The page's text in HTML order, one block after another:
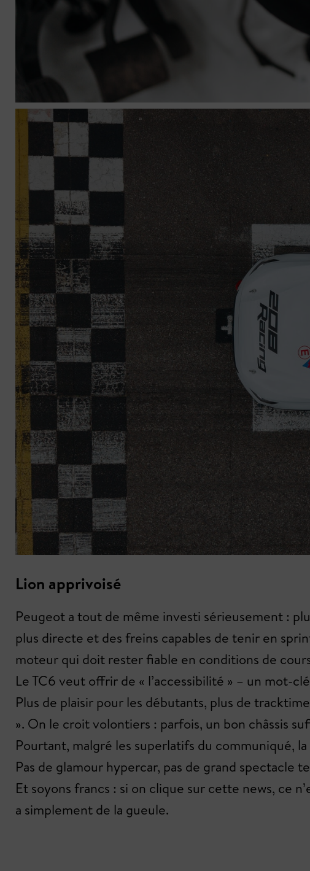
Lion apprivoisé
Peugeot a tout de même investi sérieusement :
plus directe et des freins capables de tenir en
moteur qui doit rester fiable en conditions de
Le TC6 veut offrir de « l’accessibilité » – un mot-
Plus de plaisir pour les débutants, plus de
». On le croit volontiers : parfois, un bon châssis
Pourtant, malgré les superlatifs du communiqué,
Pas de glamour hypercar, pas de grand spectacle
Et soyons francs : si on clique sur cette news, ce
a simplement de la gueule.